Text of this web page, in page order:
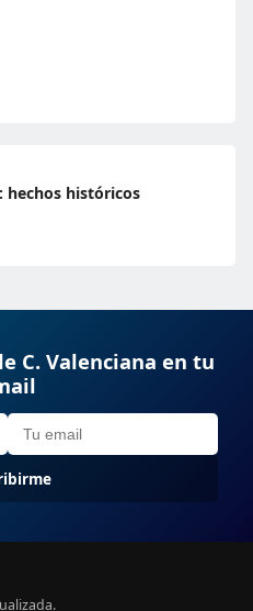
hechos históricos
C. Valenciana en tu